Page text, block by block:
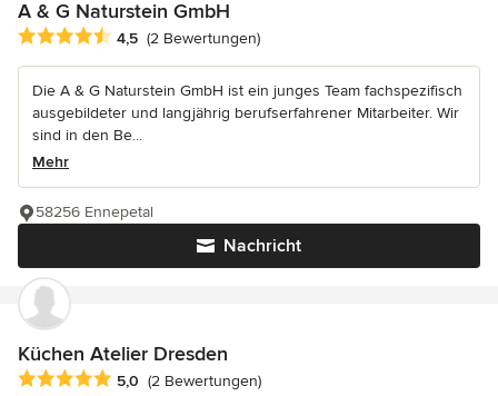
A & G Naturstein GmbH
Durchschnittliche Bewertung: 4.5 von 5 Sternen
4,5 (2 Bewertungen)
Die A & G Naturstein GmbH ist ein junges Team fachspezifisch
ausgebildeter und langjährig berufserfahrener Mitarbeiter. Wir
sind in den Be...
Mehr
Nachricht
58256 Ennepetal
Küchen Atelier Dresden
Durchschnittliche Bewertung: 5 von 5 Sternen
5,0 (2 Bewertungen)